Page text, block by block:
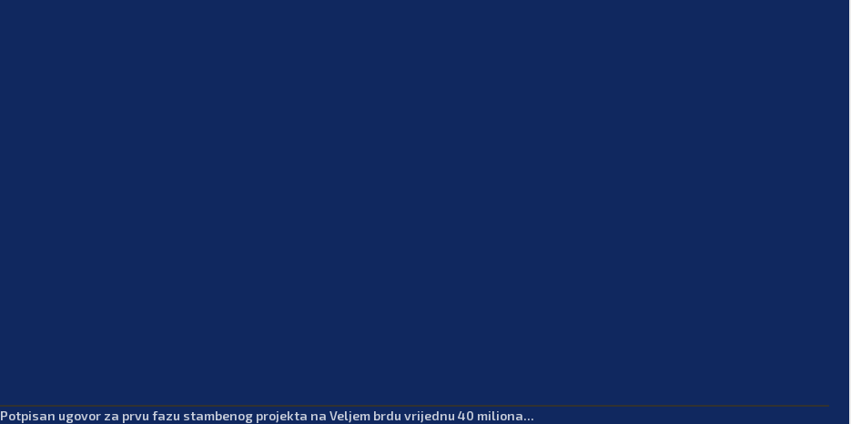
Potpisan ugovor za prvu fazu stambenog projekta na Veljem brdu vrijednu 40 miliona...